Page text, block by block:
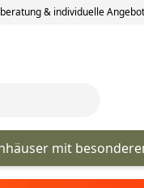
& individuelle
mit